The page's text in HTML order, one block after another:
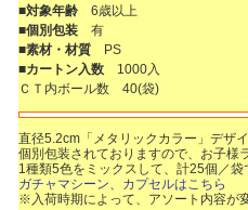
■対象年齢 6歳以上
■個別包装 有
■素材・材質 PS
■カートン入数 1000入
ＣＴ内ボール数 40(袋)
直径5.2cm「メタリックカラー」デザ
個別包装されておりますので、お子様
1種類5色をミックスして、計25個／
ガチャマシーン、カプセルはこちら
※入荷時期によって、アソート内容が